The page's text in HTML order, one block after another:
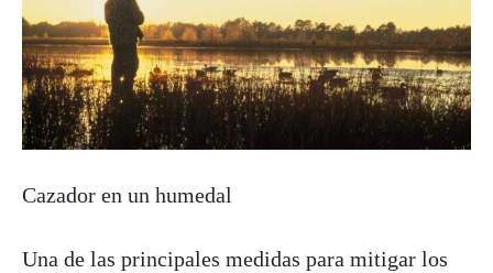
Cazador en un humedal
Una de las principales medidas para mitigar los